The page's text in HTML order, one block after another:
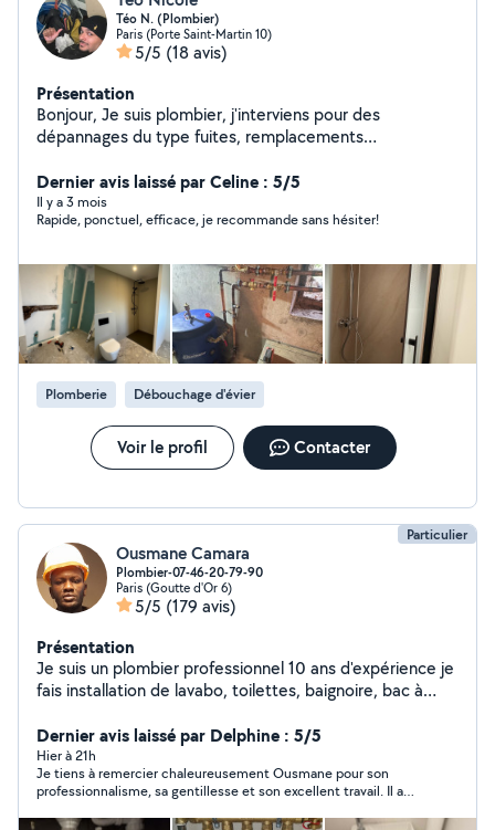
Téo N. (Plombier)
Paris (Porte Saint-Martin 10)
5/5 (18 avis)
Présentation
Bonjour, Je suis plombier, j'interviens pour des
dépannages du type fuites, remplacements
certaines installations sanitaires. J'interviens sur Paris et
ses alentours. Je tiens à travailler proprement et
pratique des tarifs transparents. Contactez-moi pour
Dernier avis laissé par Celine : 5/5
Il y a 3 mois
Rapide, ponctuel, efficace, je recommande sans hésiter!
Plomberie Débouchage d'évier
Voir le profil Contacter
Particulier
Ousmane Camara
Plombier-07-46-20-79-90
Paris (Goutte d'Or 6)
5/5 (179 avis)
Présentation
Je suis un plombier professionnel 10 ans d'expérience je
fais installation de lavabo, toilettes, baignoire, bac à
main,chauffe-eau, Montage des meubles ect je suis
disponible à Paris et alentours de Paris Merci de me
contacter au 07-46-20-79-90>>
Dernier avis laissé par Delphine : 5/5
Hier à 21h
Je tiens à remercier chaleureusement Ousmane pour son
professionnalisme, sa gentillesse et son excellent travail. Il a
surtout pour que je sois pleinement satisfaite du résultat. C’est